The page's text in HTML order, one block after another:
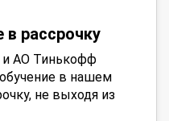
в рассрочку
АО Тинькофф
в нашем
не выходя из